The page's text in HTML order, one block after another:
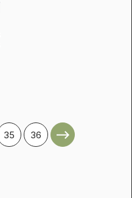
35 36